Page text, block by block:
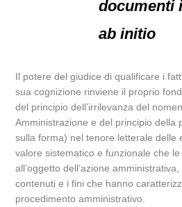
documenti
ab initio
Il potere del giudice di qualificare i
sua cognizione rinviene il proprio
del principio dell’irrilevanza del
Amministrazione e del principio della
sulla forma) nel tenore letterale delle
valore sistematico e funzionale che
all’oggetto dell’azione
contenuti e i fini che hanno
procedimento amministrativo.